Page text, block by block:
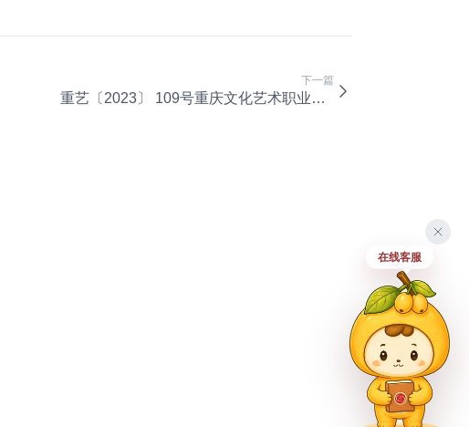
下一篇
重艺〔2023〕 109号重庆文化艺术职业学院二级学院心理健康辅导站建设管理办法
在线客服